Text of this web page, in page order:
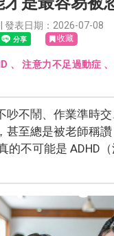
發表日期：2026-07-08
收藏
、注意力不足過動症
吵不鬧、作業準時
甚至總是被老師稱
的不可能是 ADHD